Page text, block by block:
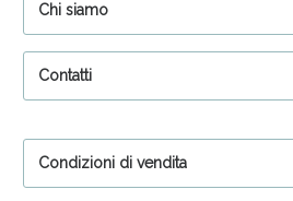
Chi siamo
Contatti
Condizioni di vendita